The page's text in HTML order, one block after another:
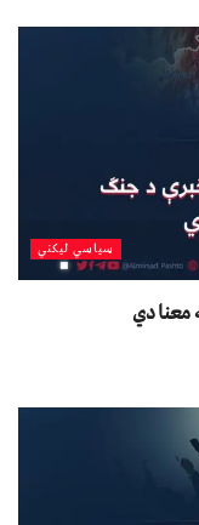
سیاسي لیکني
معنا دي